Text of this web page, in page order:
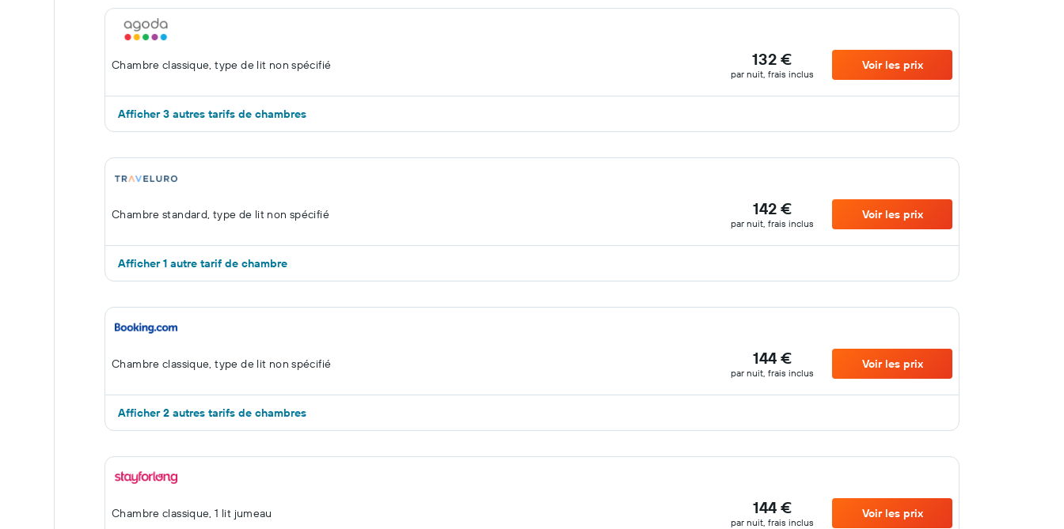
Chambre classique, type de lit non spécifié 132 €
par nuit, frais inclus
Voir les prix
Afficher 3 autres tarifs de chambres
Chambre standard, type de lit non spécifié 142 €
par nuit, frais inclus
Voir les prix
Afficher 1 autre tarif de chambre
Chambre classique, type de lit non spécifié 144 €
par nuit, frais inclus
Voir les prix
Afficher 2 autres tarifs de chambres
Chambre classique, 1 lit jumeau 144 €
par nuit, frais inclus
Voir les prix